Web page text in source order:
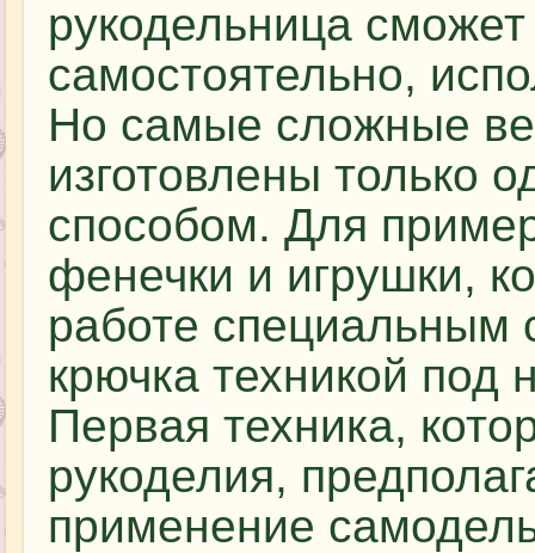
рукодельница
самостоятельно,
Но самые сложные
изготовлены только
способом. Для
фенечки и игрушки,
работе специальным
крючка техникой под
Первая техника,
рукоделия,
применение